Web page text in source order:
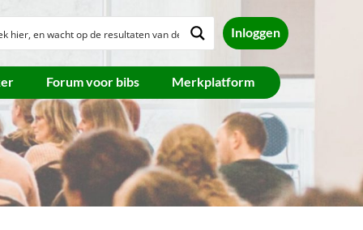
Inloggen
Forum voor bibs Merkplatform